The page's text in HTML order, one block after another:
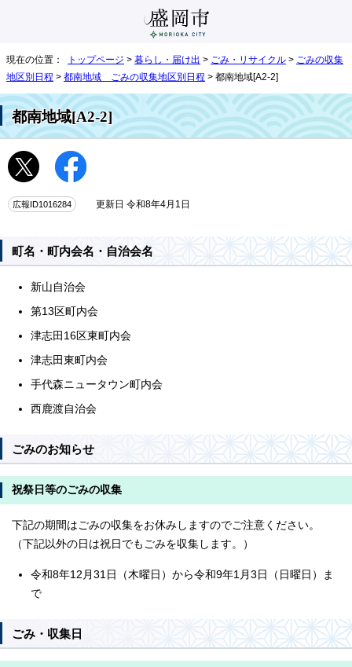
現在の位置： トップページ > 暮らし・届け出 > ごみ・リサイクル > ごみの収集
地区別日程 > 都南地域 ごみの収集地区別日程 > 都南地域[A2-2]
都南地域[A2-2]
広報ID1016284 更新日 令和8年4月1日
町名・町内会名・自治会名
新山自治会
第13区町内会
津志田16区東町内会
津志田東町内会
手代森ニュータウン町内会
西鹿渡自治会
ごみのお知らせ
祝祭日等のごみの収集
下記の期間はごみの収集をお休みしますのでご注意ください。
（下記以外の日は祝日でもごみを収集します。）
令和8年12月31日（木曜日）から令和9年1月3日（日曜日）ま
で
ごみ・収集日